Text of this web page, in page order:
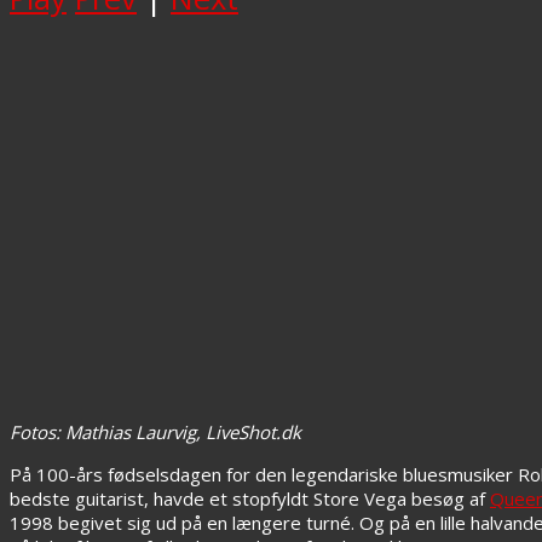
Fotos: Mathias Laurvig, LiveShot.dk
På 100-års fødselsdagen for den legendariske bluesmusiker
bedste guitarist, havde et stopfyldt Store Vega besøg af
1998 begivet sig ud på en længere turné. Og på en lille